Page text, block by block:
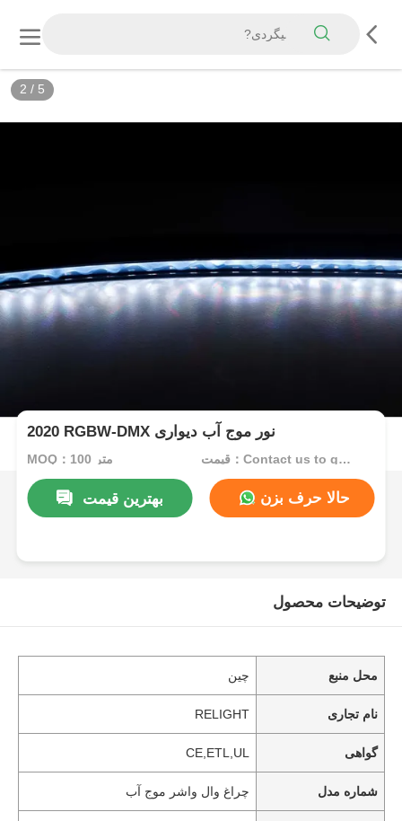
2 / 5
2020 RGBW-DMX نور موج آب دیواری
MOQ：100 متر قیمت：Contact us to get best price
بهترین قیمت حالا حرف بزن
توضیحات محصول
محل منبع چین
نام تجاری RELIGHT
گواهی CE,ETL,UL
شماره مدل چراغ وال واشر موج آب